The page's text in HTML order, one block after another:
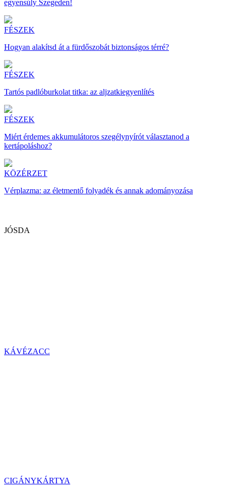
egyensúly Szegeden!
FÉSZEK
Hogyan alakítsd át a fürdőszobát biztonságos térré?
FÉSZEK
Tartós padlóburkolat titka: az aljzatkiegyenlítés
FÉSZEK
Miért érdemes akkumulátoros szegélynyírót választanod a
kertápoláshoz?
KÖZÉRZET
Vérplazma: az életmentő folyadék és annak adományozása
JÓSDA
KÁVÉZACC
CIGÁNYKÁRTYA